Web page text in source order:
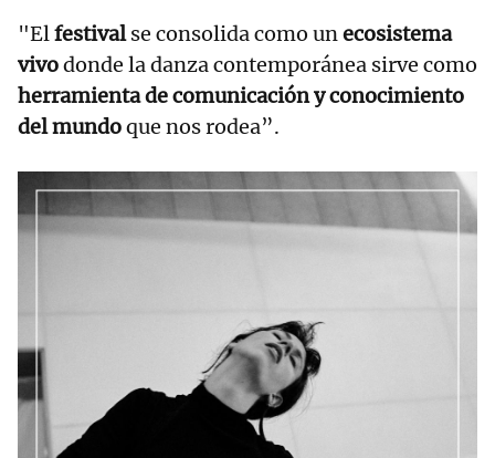
"Elfestivalse consolida como unecosistema
vivodonde la danza contemporánea sirve como
herramienta de comunicación y conocimiento
del mundoque nos rodea”.